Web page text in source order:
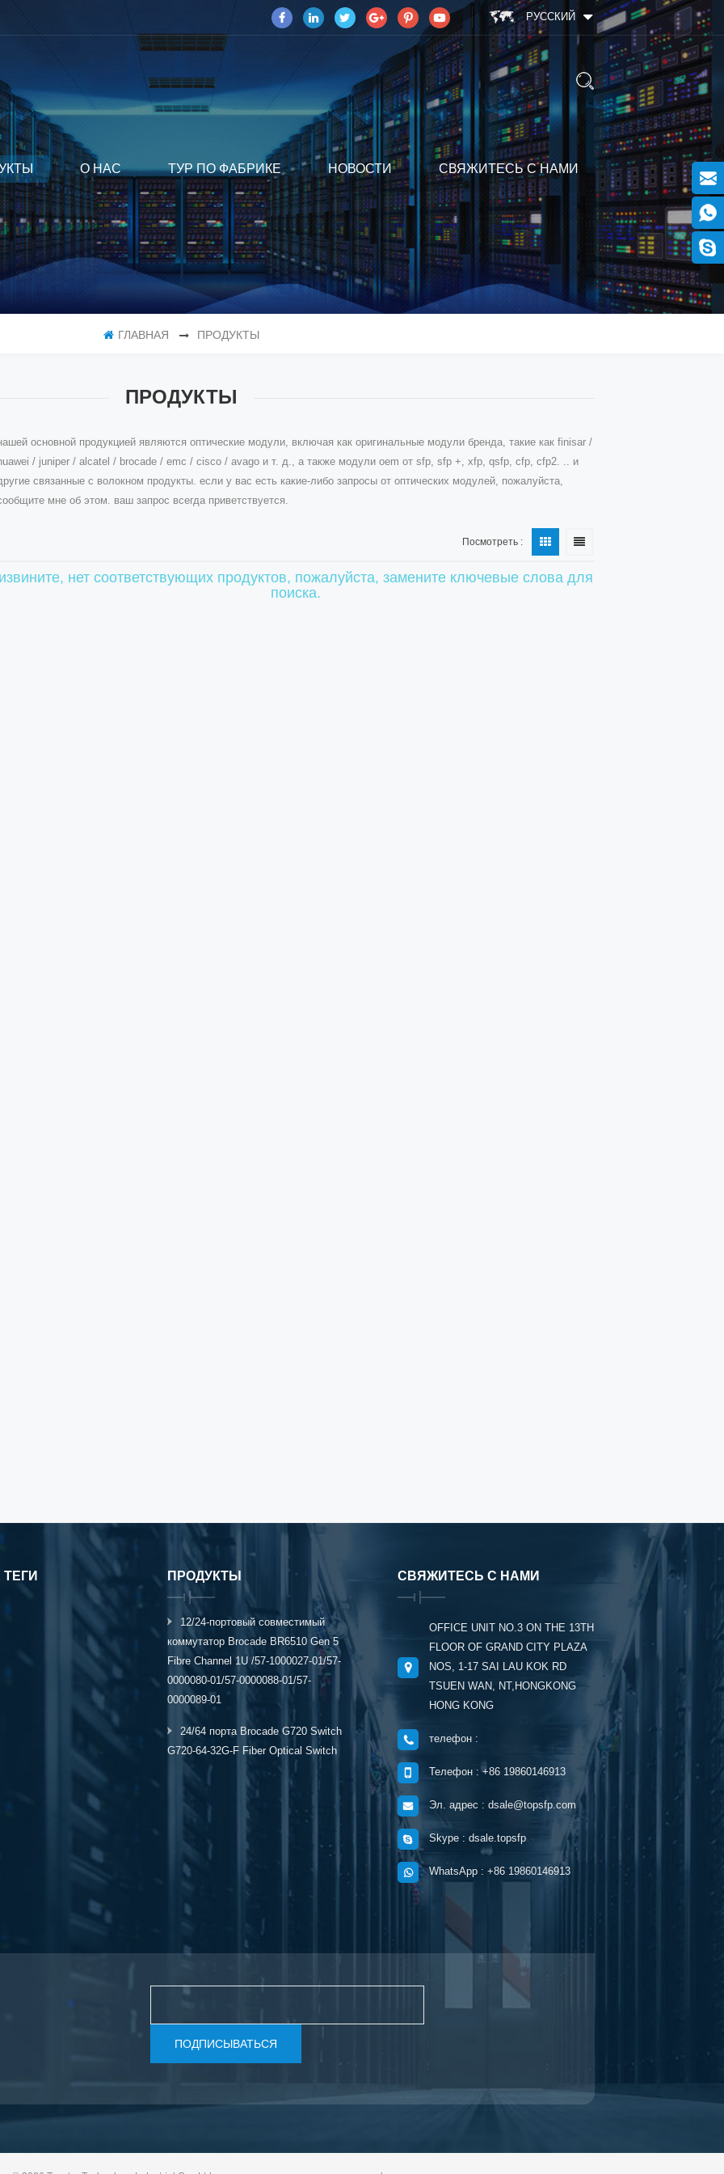
РУССКИЙ
О НАС ТУР ПО ФАБРИКЕ НОВОСТИ СВЯЖИТЕСЬ С НАМИ
ГЛАВНАЯ ПРОДУКТЫ
ПРОДУКТЫ
основной продукцией являются оптические модули, включая как оригинальные модули бренда, такие как finisar /
/ juniper / alcatel / brocade / emc / cisco / avago и т. д., а также модули oem от sfp, sfp +, xfp, qsfp, cfp, cfp2. .. и
связанные с волокном продукты. если у вас есть какие-либо запросы от оптических модулей, пожалуйста,
мне об этом. ваш запрос всегда приветствуется.
Посмотреть :
извините, нет соответствующих продуктов, пожалуйста, замените ключевые слова для
поиска.
ПРОДУКТЫ
12/24-портовый совместимый
коммутатор Brocade BR6510 Gen 5
Fibre Channel 1U /57-1000027-01/57-
0000080-01/57-0000088-01/57-
0000089-01
24/64 порта Brocade G720 Switch
G720-64-32G-F Fiber Optical Switch
СВЯЖИТЕСЬ С НАМИ
OFFICE UNIT NO.3 ON THE 13TH
FLOOR OF GRAND CITY PLAZA
NOS, 1-17 SAI LAU KOK RD
TSUEN WAN, NT,HONGKONG
HONG KONG
телефон :
Телефон : +86 19860146913
Эл. адрес : dsale@topsfp.com
Skype : dsale.topsfp
WhatsApp : +86 19860146913
ПОДПИСЫВАТЬСЯ